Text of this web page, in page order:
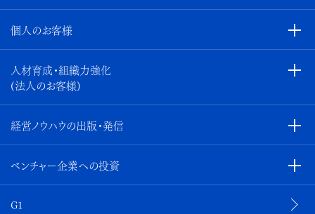
個人のお客様
人材育成・組織力強化
(法人のお客様)
経営ノウハウの出版・発信
ベンチャー企業への投資
G1